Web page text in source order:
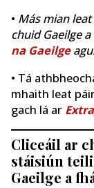
• Más mian
chuid Gaeilge
na Gaeilge
• Tá
mhaith leat
gach lá ar
Cliceáil ar
stáisiún
Gaeilge a